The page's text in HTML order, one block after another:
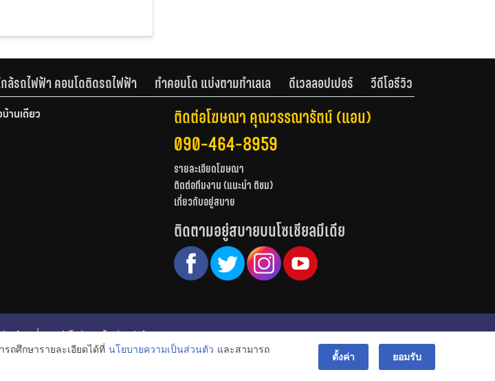
ล้รถไฟฟ้า คอนโดติดรถไฟฟ้า ทำคอนโด แบ่งตามทำเลเล ดีเวลลอปเปอร์ วีดีโอรีวิว
บ้านเดี่ยว
ติดต่อโฆษณา คุณวรรณารัตน์ (แอน)
090-464-8959
รายละเอียดโฆษณา
ติดต่อทีมงาน (แนะนำ ติชม)
เกี่ยวกับอยู่สบาย
ติดตามอยู่สบายบนโซเชียลมีเดีย
รีวิวบ้านเดี่ยว วีดีโอรีวิว
ไอเดียแต่งบ้าน
โด
© สงวนลิขสิทธิ์ 2556-2564
ถศึกษารายละเอียดได้ที่ นโยบายความเป็นส่วนตัว และสามารถ
ตั้งค่า ยอมรับ